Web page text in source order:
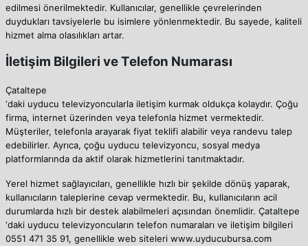
edilmesi önerilmektedir. Kullanıcılar, genellikle çevrelerinden
duydukları tavsiyelerle bu isimlere yönlenmektedir. Bu sayede, kaliteli
hizmet alma olasılıkları artar.
İletişim Bilgileri ve Telefon Numarası
Çataltepe
‘daki uyducu televizyoncularla iletişim kurmak oldukça kolaydır. Çoğu
firma, internet üzerinden veya telefonla hizmet vermektedir.
Müşteriler, telefonla arayarak fiyat teklifi alabilir veya randevu talep
edebilirler. Ayrıca, çoğu uyducu televizyoncu, sosyal medya
platformlarında da aktif olarak hizmetlerini tanıtmaktadır.
Yerel hizmet sağlayıcıları, genellikle hızlı bir şekilde dönüş yaparak,
kullanıcıların taleplerine cevap vermektedir. Bu, kullanıcıların acil
durumlarda hızlı bir destek alabilmeleri açısından önemlidir. Çataltepe
‘daki uyducu televizyoncuların telefon numaraları ve iletişim bilgileri
0551 471 35 91, genellikle web siteleri www.uyducubursa.com